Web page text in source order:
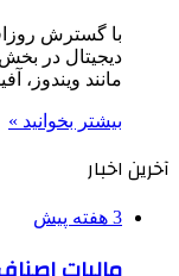
با گسترش
دیجیتال در
مانند ویندوز،
بیشتر بخوانید »
آخرین اخبار
3 هفته پیش